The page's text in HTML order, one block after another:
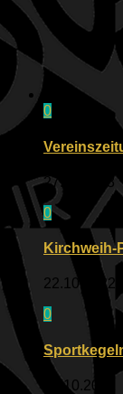
0
27.11.2018
0
Kirchweih-
22.10.2022
0
17.10.2022